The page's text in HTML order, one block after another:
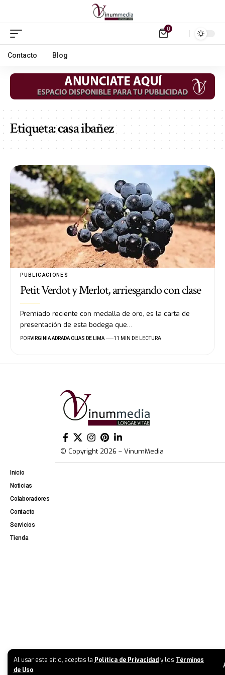
Al usar este sitio, aceptas la Política de Privacidad y los Términos
de Uso.
0
Contacto Blog
Etiqueta:casa ibañez
PUBLICACIONES
Petit Verdot y Merlot, arriesgando con clase
Premiado reciente con medalla de oro, es la carta de
presentación de esta bodega que…
PORVIRGINIA ADRADA OLIAS DE LIMA 11 MIN DE LECTURA
© Copyright 2026 – VinumMedia
Inicio
Noticias
Colaboradores
Contacto
Servicios
Tienda